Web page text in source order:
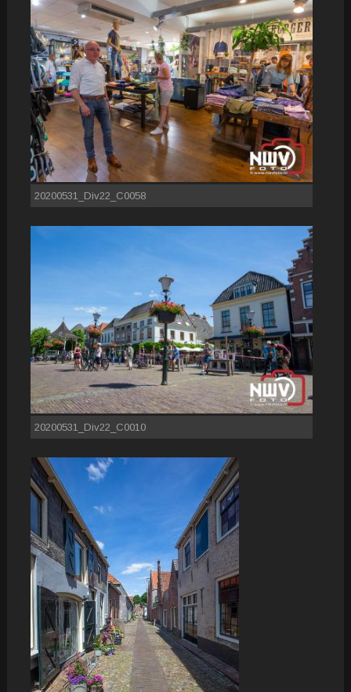
20200531_Div22_C0058
20200531_Div22_C0010